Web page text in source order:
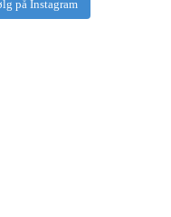
på Instagram